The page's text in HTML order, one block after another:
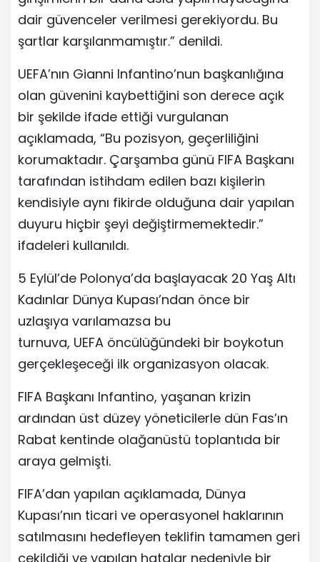
dair güvenceler verilmesi gerekiyordu. Bu
şartlar karşılanmamıştır.” denildi.
UEFA’nın Gianni Infantino’nun başkanlığına
olan güvenini kaybettiğini son derece açık
bir şekilde ifade ettiği vurgulanan
açıklamada, “Bu pozisyon, geçerliliğini
korumaktadır. Çarşamba günü FIFA Başkanı
tarafından istihdam edilen bazı kişilerin
kendisiyle aynı fikirde olduğuna dair yapılan
duyuru hiçbir şeyi değiştirmemektedir.”
ifadeleri kullanıldı.
5 Eylül’de Polonya’da başlayacak 20 Yaş Altı
Kadınlar Dünya Kupası’ndan önce bir
uzlaşıya varılamazsa bu
turnuva, UEFA öncülüğündeki bir boykotun
gerçekleşeceği ilk organizasyon olacak.
FIFA Başkanı Infantino, yaşanan krizin
ardından üst düzey yöneticilerle dün Fas’ın
Rabat kentinde olağanüstü toplantıda bir
araya gelmişti.
FIFA’dan yapılan açıklamada, Dünya
Kupası’nın ticari ve operasyonel haklarının
satılmasını hedefleyen teklifin tamamen geri
çekildiği ve yapılan hatalar nedeniyle bir